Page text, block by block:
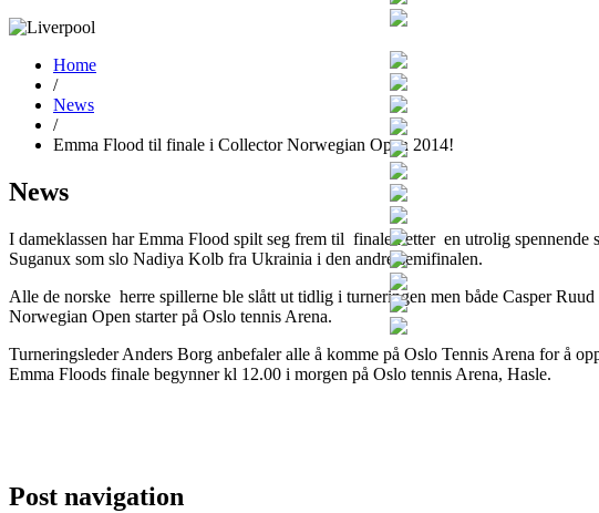
Home
/
News
/
Emma Flood til finale i Collector Norwegian Open 2014!
News
I dameklassen har Emma Flood spilt seg frem til finalen etter en utrolig
Suganux som slo Nadiya Kolb fra Ukrainia i den andre semifinalen.
Alle de norske herre spillerne ble slått ut tidlig i turneringen men både Casper
Norwegian Open starter på Oslo tennis Arena.
Turneringsleder Anders Borg anbefaler alle å komme på Oslo Tennis Arena for å
Emma Floods finale begynner kl 12.00 i morgen på Oslo tennis Arena, Hasle.
Post navigation